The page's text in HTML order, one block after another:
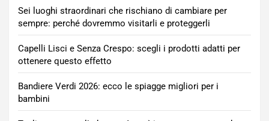
Sei luoghi straordinari che rischiano di cambiare per
sempre: perché dovremmo visitarli e proteggerli
Capelli Lisci e Senza Crespo: scegli i prodotti adatti per
ottenere questo effetto
Bandiere Verdi 2026: ecco le spiagge migliori per i
bambini